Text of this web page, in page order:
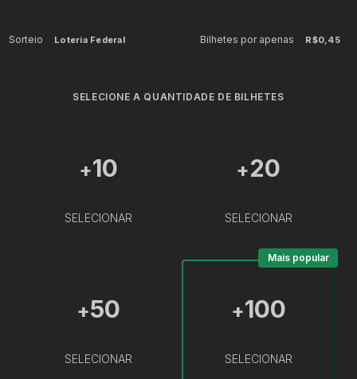
Sorteio Loteria Federal Bilhetes por apenas R$0,45
SELECIONE A QUANTIDADE DE BILHETES
+10
SELECIONAR
+20
SELECIONAR
+50
SELECIONAR
+100
SELECIONAR
Mais popular